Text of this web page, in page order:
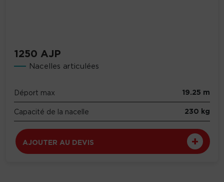
1250 AJP
Nacelles articulées
Déport max 19.25 m
Capacité de la nacelle 230 kg
AJOUTER AU DEVIS